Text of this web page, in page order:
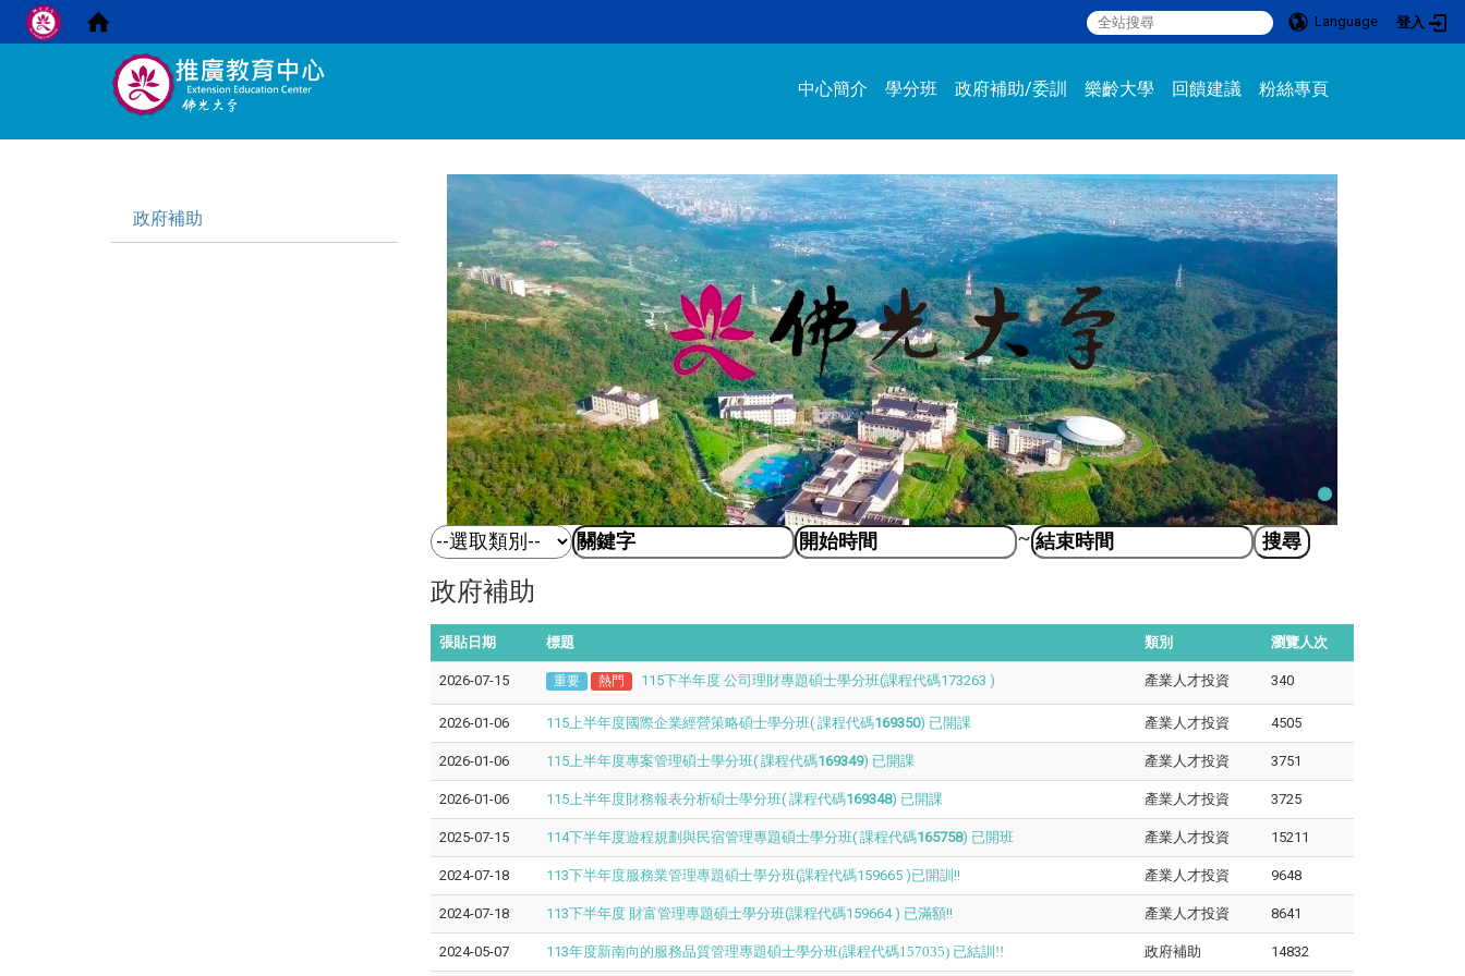
Language
登入
:::
中心簡介
學分班 政府補助/委訓 樂齡大學 回饋建議 粉絲專頁
政府補助
~
政府補助
張貼日期 標題 類別 瀏覽人次
2026-07-15 重要 熱門 115下半年度 公司理財專題碩士學分班(課程代碼173263 ) 產業人才投資 340
2026-01-06 115上半年度國際企業經營策略碩士學分班( 課程代碼169350) 已開課 產業人才投資 4505
2026-01-06 115上半年度專案管理碩士學分班( 課程代碼169349) 已開課 產業人才投資 3751
2026-01-06 115上半年度財務報表分析碩士學分班( 課程代碼169348) 已開課 產業人才投資 3725
2025-07-15 114下半年度遊程規劃與民宿管理專題碩士學分班( 課程代碼165758) 已開班 產業人才投資 15211
2024-07-18 113下半年度服務業管理專題碩士學分班(課程代碼159665 )已開訓!! 產業人才投資 9648
2024-07-18 113下半年度 財富管理專題碩士學分班(課程代碼159664 ) 已滿額!! 產業人才投資 8641
2024-05-07 113年度新南向的服務品質管理專題碩士學分班(課程代碼157035) 已結訓!! 政府補助 14832